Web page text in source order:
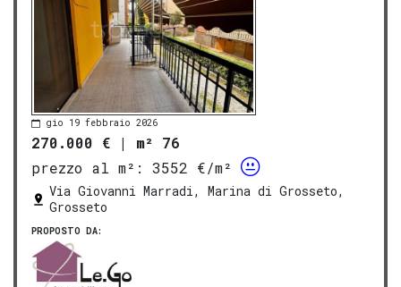
gio 19 febbraio 2026
270.000 € | m² 76
prezzo al m²:
3552 €/m²
Via Giovanni Marradi, Marina di Grosseto,
Grosseto
PROPOSTO DA: